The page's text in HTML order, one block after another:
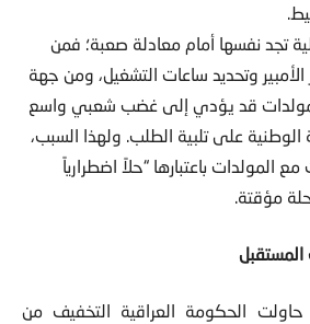
تجد نفسها أمام معادلة صعبة؛ فمن
وتحديد ساعات التشغيل، ومن جهة
قد يؤدي إلى غضب شعبي واسع
على تلبية الطلب. ولهذا السبب،
المولدات باعتبارها “حلاً اضطرارياً
مؤقتة.
المستقبل
حاولت الحكومة العراقية التخفيف من